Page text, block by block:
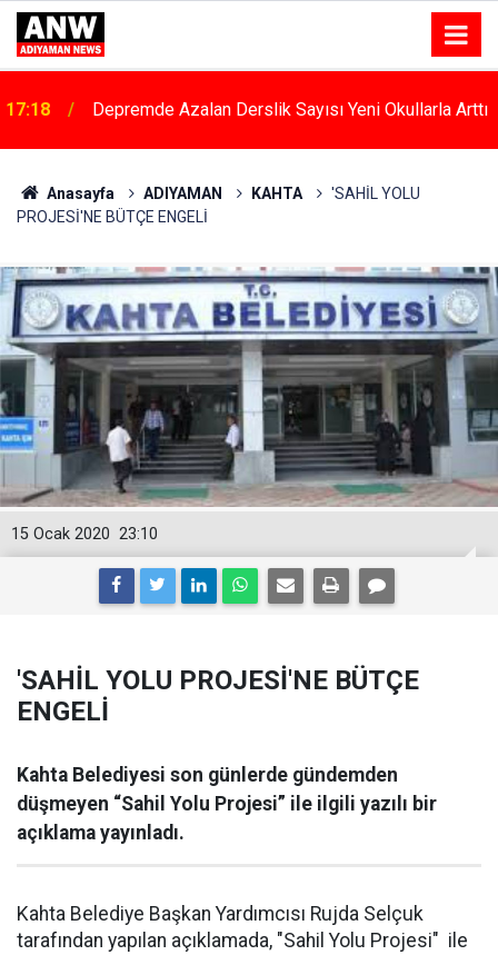
17:18 Depremde Azalan Derslik Sayısı Yeni Okullarla Arttı
Anasayfa ADIYAMAN KAHTA
'SAHİL YOLU
PROJESİ'NE BÜTÇE ENGELİ
23:10
15 Ocak 2020
'SAHİL YOLU PROJESİ'NE BÜTÇE
ENGELİ
Kahta Belediyesi son günlerde gündemden
düşmeyen “Sahil Yolu Projesi” ile ilgili yazılı bir
açıklama yayınladı.
Kahta Belediye Başkan Yardımcısı Rujda Selçuk
tarafından yapılan açıklamada, "Sahil Yolu Projesi" ile